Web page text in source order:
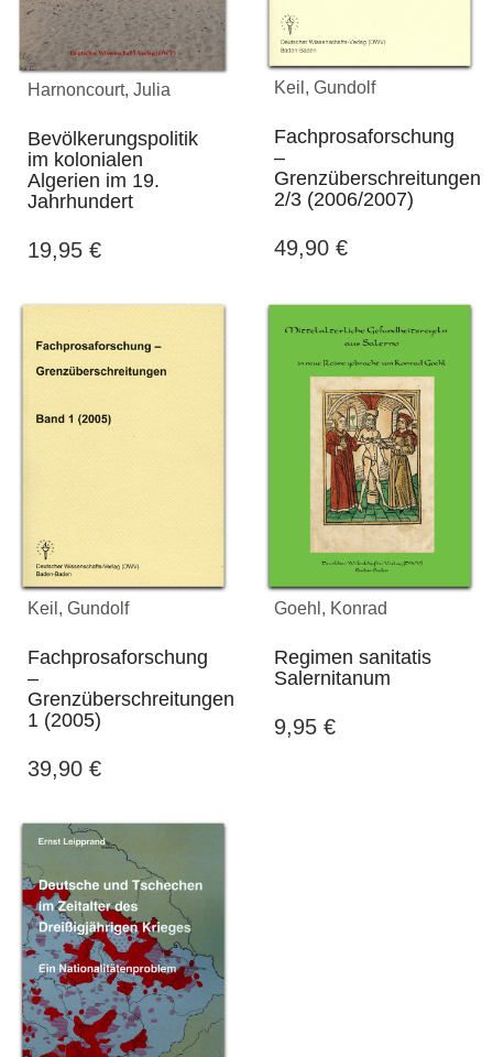
Harnoncourt, Julia
Bevölkerungspolitik
im kolonialen
Algerien im 19.
Jahrhundert
19,95 €
Keil, Gundolf
Fachprosaforschung
–
Grenzüberschreitungen
2/3 (2006/2007)
49,90 €
Keil, Gundolf
Fachprosaforschung
–
Grenzüberschreitungen
1 (2005)
39,90 €
Goehl, Konrad
Regimen sanitatis
Salernitanum
9,95 €